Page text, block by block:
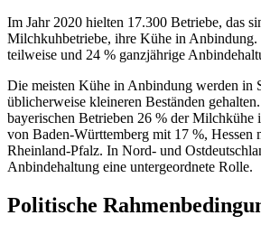
Im Jahr 2020 hielten 17.300 Betriebe, das
Milchkuhbetriebe, ihre Kühe in Anbindung.
teilweise und 24 % ganzjährige
Die meisten Kühe in Anbindung werden in
üblicherweise kleineren Beständen
bayerischen Betrieben 26 % der
von Baden-Württemberg mit 17 %, Hessen
Rheinland-Pfalz. In Nord- und
Anbindehaltung eine untergeordnete Rolle.
Politische